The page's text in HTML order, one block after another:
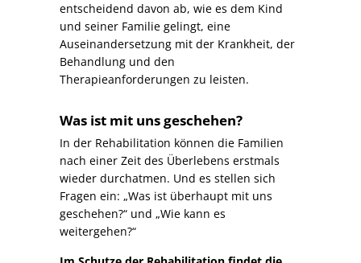
entscheidend davon ab, wie es dem Kind
und seiner Familie gelingt, eine
Auseinandersetzung mit der Krankheit, der
Behandlung und den
Therapieanforderungen zu leisten.
Was ist mit uns geschehen?
In der Rehabilitation können die Familien
nach einer Zeit des Überlebens erstmals
wieder durchatmen. Und es stellen sich
Fragen ein: „Was ist überhaupt mit uns
geschehen?“ und „Wie kann es
weitergehen?“